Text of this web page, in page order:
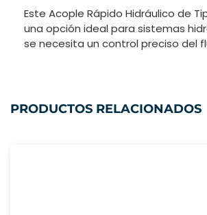
Este Acople Rápido Hidráulico de
una opción ideal para sistemas
se necesita un control preciso del
PRODUCTOS RELACIONADOS